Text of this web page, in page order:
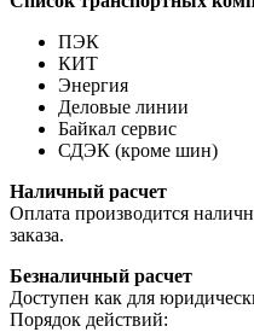
ПЭК
КИТ
Энергия
Деловые линии
Байкал сервис
СДЭК (кроме шин)
Наличный расчет
Оплата производится
заказа.
Безналичный расчет
Доступен как для
Порядок действий: